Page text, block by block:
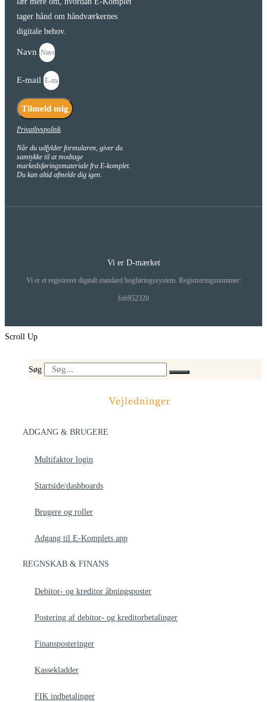
tager hånd om håndværkernes
digitale behov.
Navn
E-mail
Tilmeld mig
Privatlivspolitik
Når du udfylder formularen, giver du
samtykke til at modtage
markedsføringsmateriale fra E-komplet.
Du kan altid afmelde dig igen.
Vi er D-mærket
Vi er et registreret digitalt standard bogføringssystem. Registreringsnummer:
fob952320
Scroll Up
Søg
Vejledninger
ADGANG & BRUGERE
Multifaktor login
Startside/dashboards
Brugere og roller
Adgang til E-Komplets app
REGNSKAB & FINANS
Debitor- og kreditor åbningsposter
Postering af debitor- og kreditorbetalinger
Finansposteringer
Kassekladder
FIK indbetalinger